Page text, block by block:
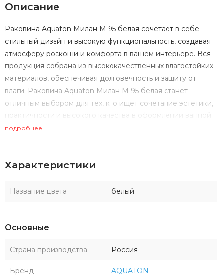
Описание
Раковина Aquaton Милан М 95 белая сочетает в себе
стильный дизайн и высокую функциональность, создавая
атмосферу роскоши и комфорта в вашем интерьере. Вся
продукция собрана из высококачественных влагостойких
материалов, обеспечивая долговечность и защиту от
влаги. Раковина Aquaton Милан М 95 белая станет
отличным выбором для тех, кто ищет сочетание эстетики,
практичности и высокого качества в оформлении ванной
комнаты.
подробнее
Характеристики
Название цвета белый
Основные
Страна производства Россия
Бренд AQUATON